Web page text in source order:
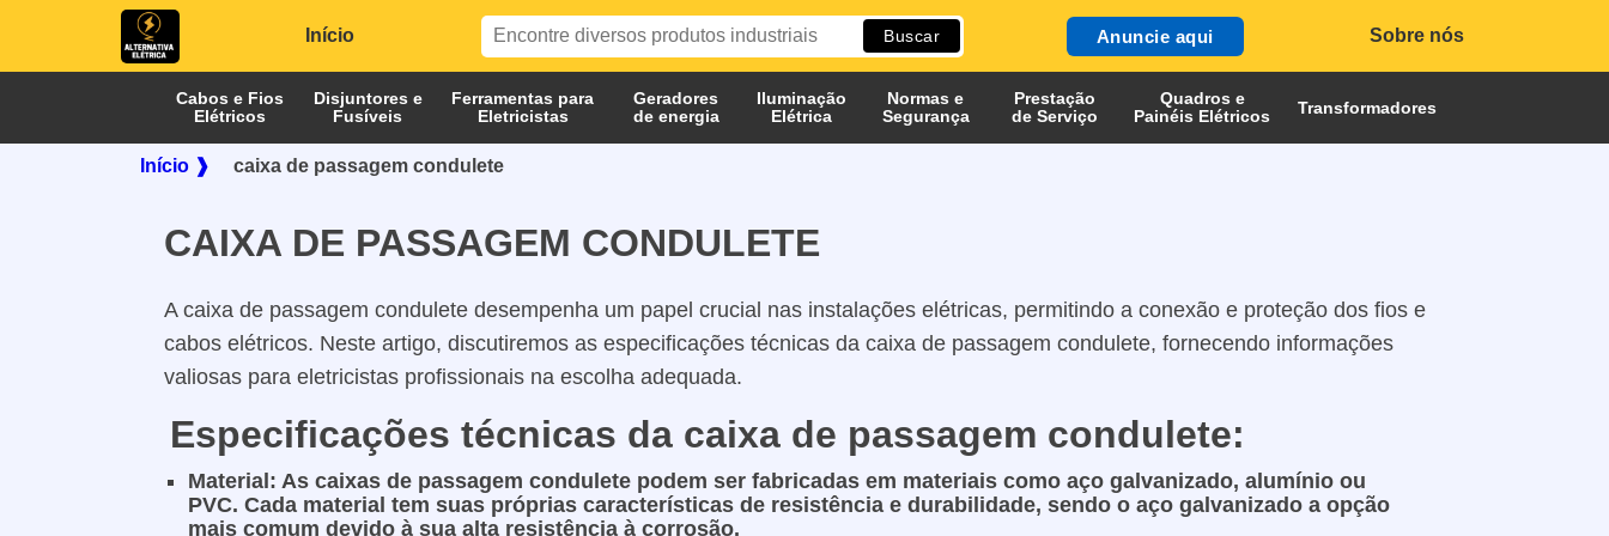
Início Anuncie aqui Sobre nós
Cabos e Fios
Elétricos
Disjuntores e
Fusíveis
Ferramentas para
Eletricistas
Geradores
de energia
Iluminação
Elétrica
Normas e
Segurança
Prestação
de Serviço
Quadros e
Painéis Elétricos
Transformadores
Início ❱ caixa de passagem condulete
CAIXA DE PASSAGEM CONDULETE
A caixa de passagem condulete desempenha um papel crucial nas instalações elétricas, permitindo a conexão e proteção dos fios e
cabos elétricos. Neste artigo, discutiremos as especificações técnicas da caixa de passagem condulete, fornecendo informações
valiosas para eletricistas profissionais na escolha adequada.
Especificações técnicas da caixa de passagem condulete:
Material: As caixas de passagem condulete podem ser fabricadas em materiais como aço galvanizado, alumínio ou
PVC. Cada material tem suas próprias características de resistência e durabilidade, sendo o aço galvanizado a opção
mais comum devido à sua alta resistência à corrosão.